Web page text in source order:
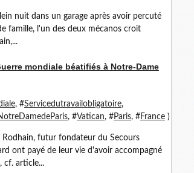
nuit dans un garage après avoir percuté
famille, l'un des deux mécanos croit
mondiale béatifiés à Notre-Dame
, #Servicedutravailobligatoire,
, #Vatican, #Paris, #France )
futur fondateur du Secours
ont payé de leur vie d'avoir accompagné
cf. article...